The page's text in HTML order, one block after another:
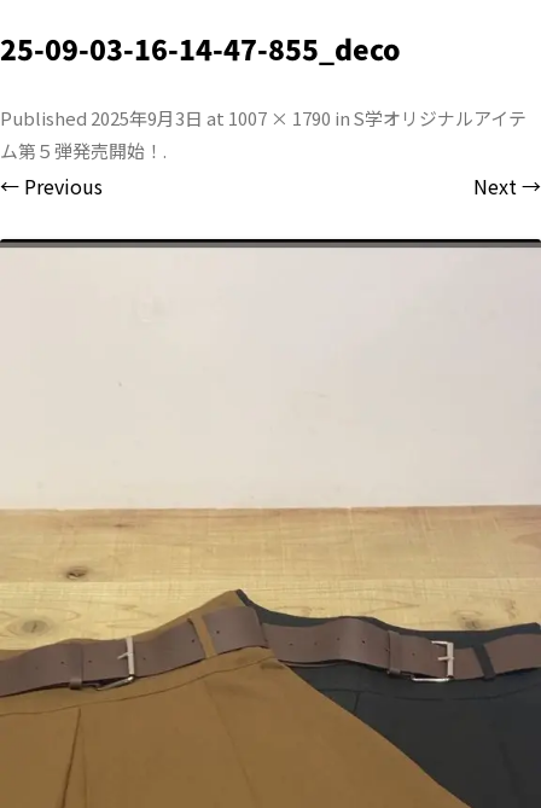
25-09-03-16-14-47-855_deco
Published 2025年9月3日 at 1007 × 1790 inS学オリジナルアイテ
ム第５弾発売開始！ .
← Previous Next →